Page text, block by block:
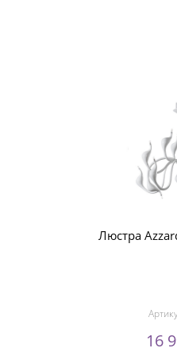
Люстра
16